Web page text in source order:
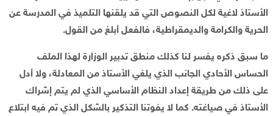
الأستاذ لاغية لكل النصوص التي قد يلقنها التلميذ في المدرسة عن
الحرية والكرامة والديمقراطية، فالفعل أبلغ من القول.
ما سبق ذكره يفسر لنا كذلك منطق تدبير الوزارة لهذا الملف
الحساس الأحادي الجانب الذي يلغي الأستاذ من المعادلة، ولا أدل
على ذلك من طريقة إعداد النظام الأساسي الذي لم يتم إشراك
الأستاذ في صياغته. كما لا يفوتنا التذكير بالشكل الذي تم فيه ابتلاع